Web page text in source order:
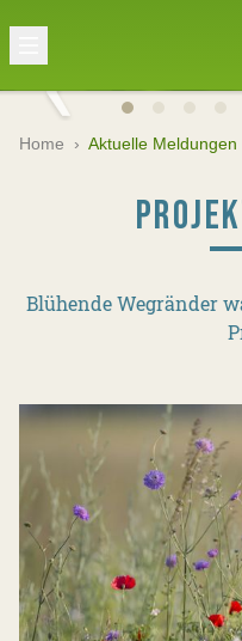
Home › Aktuelle Meldungen
Blühende Wegränder